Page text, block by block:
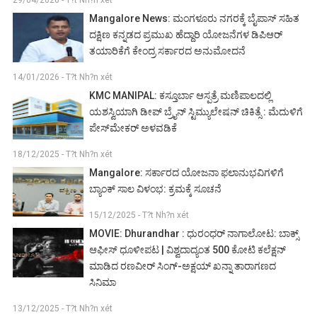
Mangalore News: ಮಂಗಳೂರು ನಗರಕ್ಕೆ ಬೈಪಾಸ್‌ ಸಹಿತ
ದಕ್ಷಿಣ ಕನ್ನಡದ ಪ್ರಮುಖ ಹೆದ್ದಾರಿ ಯೋಜನೆಗಳ ಡಿಪಿಆರ್
ತಯಾರಿಕೆಗೆ ಕೇಂದ್ರ ಸರ್ಕಾರದ ಅನುಮೋದನೆ
14/01/2026 - T?t Nh?n xét
KMC MANIPAL: ಕಸ್ತೂರ್ಬಾ ಆಸ್ಪತ್ರೆ ಮಣಿಪಾಲದಲ್ಲಿ
ಯಶಸ್ವಿಯಾಗಿ ಡೀಪ್ ಬ್ರೈನ್ ಸ್ಟಿಮ್ಯುಲೇಷನ್ ಚಿಕಿತ್ಸೆ : ಮೆದುಳಿಗೆ
ಪೇಸ್‌ಮೇಕರ್ ಅಳವಡಿಕೆ
18/12/2025 - T?t Nh?n xét
Mangalore: ಸರ್ಕಾರದ ಯೋಜನಾ ಫಲಾನುಭವಿಗಳಿಗೆ
ಬ್ಯಾಂಕ್ ಸಾಲ ವಿಳಂಭ: ಕ್ರಮಕ್ಕೆ ಸೂಚನೆ
15/12/2025 - T?t Nh?n xét
MOVIE: Dhurandhar : ಧುರಂಧರ್ ನಾಗಾಲೋಟ: ಬಾಕ್ಸ್
ಆಫೀಸ್ ಧೂಳೀಪಟ | ವಿಶ್ವದಾದ್ಯಂತ 500 ಕೋಟಿ ಕಲೆಕ್ಷನ್
ಮಾಡಿದ ರಣವೀರ್ ಸಿಂಗ್-ಅಕ್ಷಯ್ ಖನ್ನಾ ತಾರಾಗಣದ
ಸಿನಿಮಾ
13/12/2025 - T?t Nh?n xét